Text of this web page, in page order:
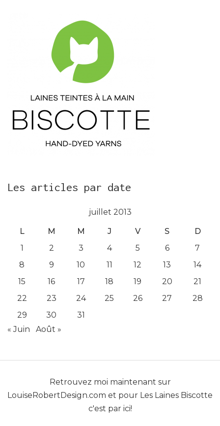
Les articles par date
juillet 2013
L M M J V S
D
1
2 3 4 5 6
7
8
9 10 11 12 13
14
15
16 17 18 19 20
21
22
23 24 25 26 27
28
29
30
31
« Juin
Août »
Retrouvez moi maintenant sur
LouiseRobertDesign.com et pour Les Laines Biscotte
c'est par ici!